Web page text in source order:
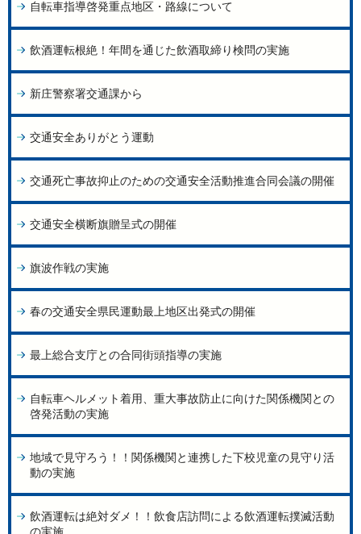
自転車指導啓発重点地区・路線について
飲酒運転根絶！年間を通じた飲酒取締り検問の実施
新庄警察署交通課から
交通安全ありがとう運動
交通死亡事故抑止のための交通安全活動推進合同会議の開催
交通安全横断旗贈呈式の開催
旗波作戦の実施
春の交通安全県民運動最上地区出発式の開催
最上総合支庁との合同街頭指導の実施
自転車ヘルメット着用、重大事故防止に向けた関係機関との
啓発活動の実施
地域で見守ろう！！関係機関と連携した下校児童の見守り活
動の実施
飲酒運転は絶対ダメ！！飲食店訪問による飲酒運転撲滅活動